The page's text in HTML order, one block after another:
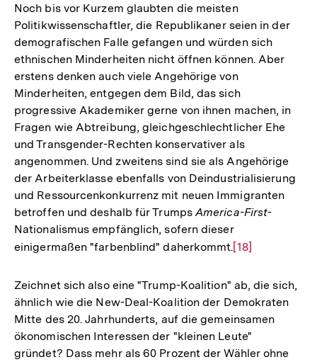
Fußnote
Noch bis vor Kurzem glaubten die meisten
Politikwissenschaftler, die Republikaner seien in der
demografischen Falle gefangen und würden sich
ethnischen Minderheiten nicht öffnen können. Aber
erstens denken auch viele Angehörige von
Minderheiten, entgegen dem Bild, das sich
progressive Akademiker gerne von ihnen machen, in
Fragen wie Abtreibung, gleichgeschlechtlicher Ehe
und Transgender-Rechten konservativer als
angenommen. Und zweitens sind sie als Angehörige
der Arbeiterklasse ebenfalls von Deindustrialisierung
und Ressourcenkonkurrenz mit neuen Immigranten
betroffen und deshalb für Trumps America-First-
Nationalismus empfänglich, sofern dieser
einigermaßen "farbenblind" daherkommt.Zur
der
Fußnote
[18]
Zeichnet sich also eine "Trump-Koalition" ab, die sich,
ähnlich wie die New-Deal-Koalition der Demokraten
Mitte des 20. Jahrhunderts, auf die gemeinsamen
ökonomischen Interessen der "kleinen Leute"
gründet? Dass mehr als 60 Prozent der Wähler ohne